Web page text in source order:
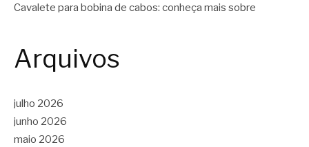
Cavalete para bobina de cabos: conheça mais sobre
Arquivos
julho 2026
junho 2026
maio 2026